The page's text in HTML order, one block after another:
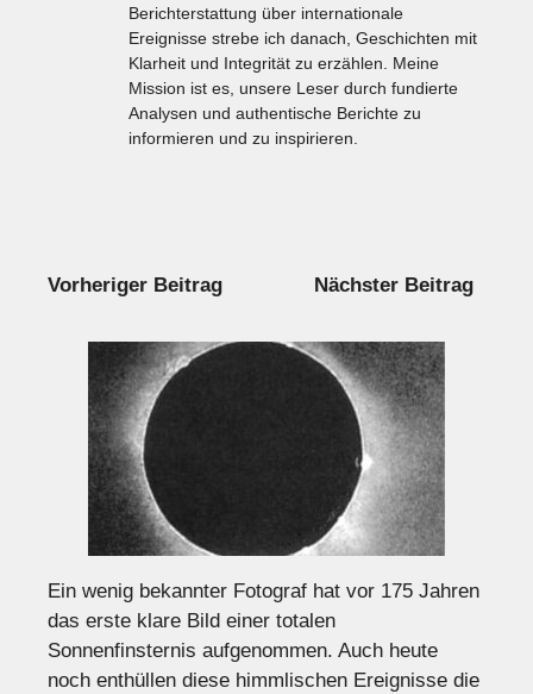
Berichterstattung über internationale
Ereignisse strebe ich danach, Geschichten mit
Klarheit und Integrität zu erzählen. Meine
Mission ist es, unsere Leser durch fundierte
Analysen und authentische Berichte zu
informieren und zu inspirieren.
Vorheriger Beitrag Nächster Beitrag
Ein wenig bekannter Fotograf hat vor 175 Jahren
das erste klare Bild einer totalen
Sonnenfinsternis aufgenommen. Auch heute
noch enthüllen diese himmlischen Ereignisse die